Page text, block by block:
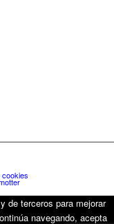
cookies
de terceros para mejorar
navegando, acepta